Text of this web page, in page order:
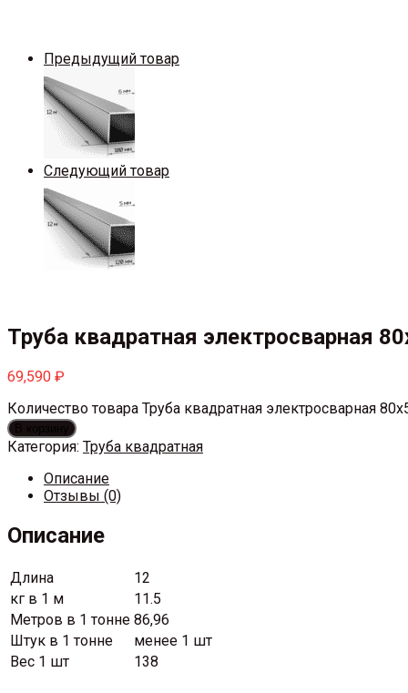
Предыдущий товар
Следующий товар
Труба квадратная электросварная
69,590 ₽
Количество товара Труба квадратная электросварная
В корзину
Категория: Труба квадратная
Описание
Отзывы (0)
Описание
Длина
12
кг в 1 м
11.5
Метров в 1 тонне 86,96
Штук в 1 тонне
менее 1 шт
Вес 1 шт
138